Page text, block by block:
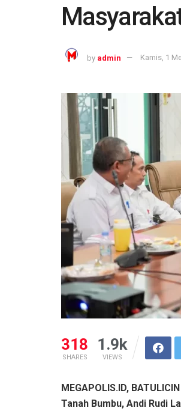
by admin Kamis, 1
318
SHARES
1.9k
VIEWS
MEGAPOLIS.ID, BATULICIN
Tanah Bumbu, Andi Rudi